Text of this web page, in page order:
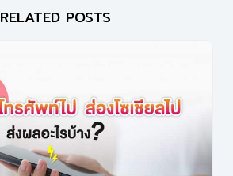
RELATED POSTS